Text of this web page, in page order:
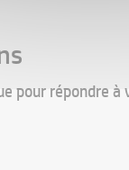
pour répondre